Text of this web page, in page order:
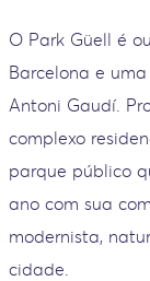
O Park Güell é
Barcelona e
Antoni Gaudí.
complexo
parque público
ano com sua
modernista,
cidade.